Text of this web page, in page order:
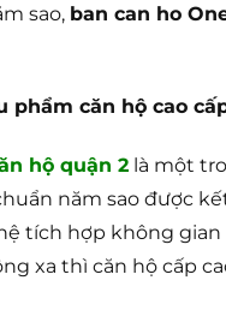
sao, ban can ho
phẩm căn hộ cao
hộ quận 2 là một
năm sao được
tích hợp không
xa thì căn hộ cấp